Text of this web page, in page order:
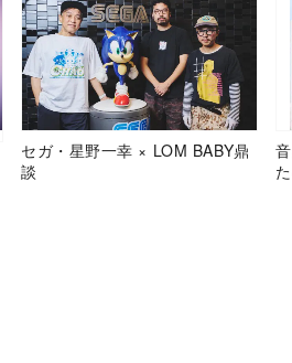
セガ・星野一幸 × LOM BABY鼎
談